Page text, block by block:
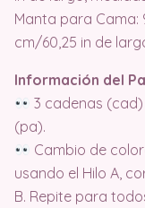
Manta para Cama:
cm/60,25 in de
Información del
3 cadenas
(pa).
Cambio de
usando el Hilo A,
B. Repite para